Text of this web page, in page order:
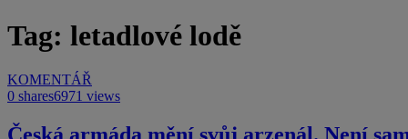
Tag: letadlové lodě
KOMENTÁŘ
0 shares6971 views